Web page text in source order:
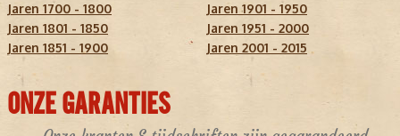
Jaren 1700 - 1800
Jaren 1801 - 1850
Jaren 1851 - 1900
Jaren 1901 - 1950
Jaren 1951 - 2000
Jaren 2001 - 2015
ONZE GARANTIES